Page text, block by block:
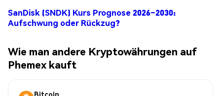
SanDisk (SNDK) Kurs Prognose 2026–2030:
Aufschwung oder Rückzug?
Wie man andere Kryptowährungen auf
Phemex kauft
Bitcoin